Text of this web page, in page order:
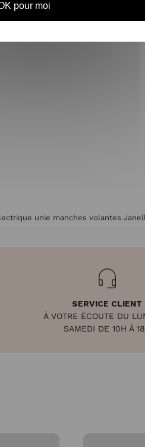
unie manches volantes
SERVICE CLIENT
À VOTRE ÉCOUTE DU
SAMEDI DE 10H À
pour moi